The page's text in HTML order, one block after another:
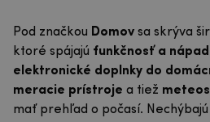
Pod značkou Domov sa skrýva
ktoré spájajú funkčnosť a
elektronické doplnky do
meracie prístroje a tiež
mať prehľad o počasí. Nechýbajú